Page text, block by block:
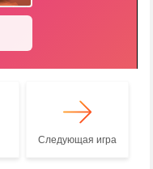
Следующая игра